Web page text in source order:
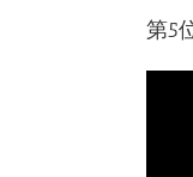
第5